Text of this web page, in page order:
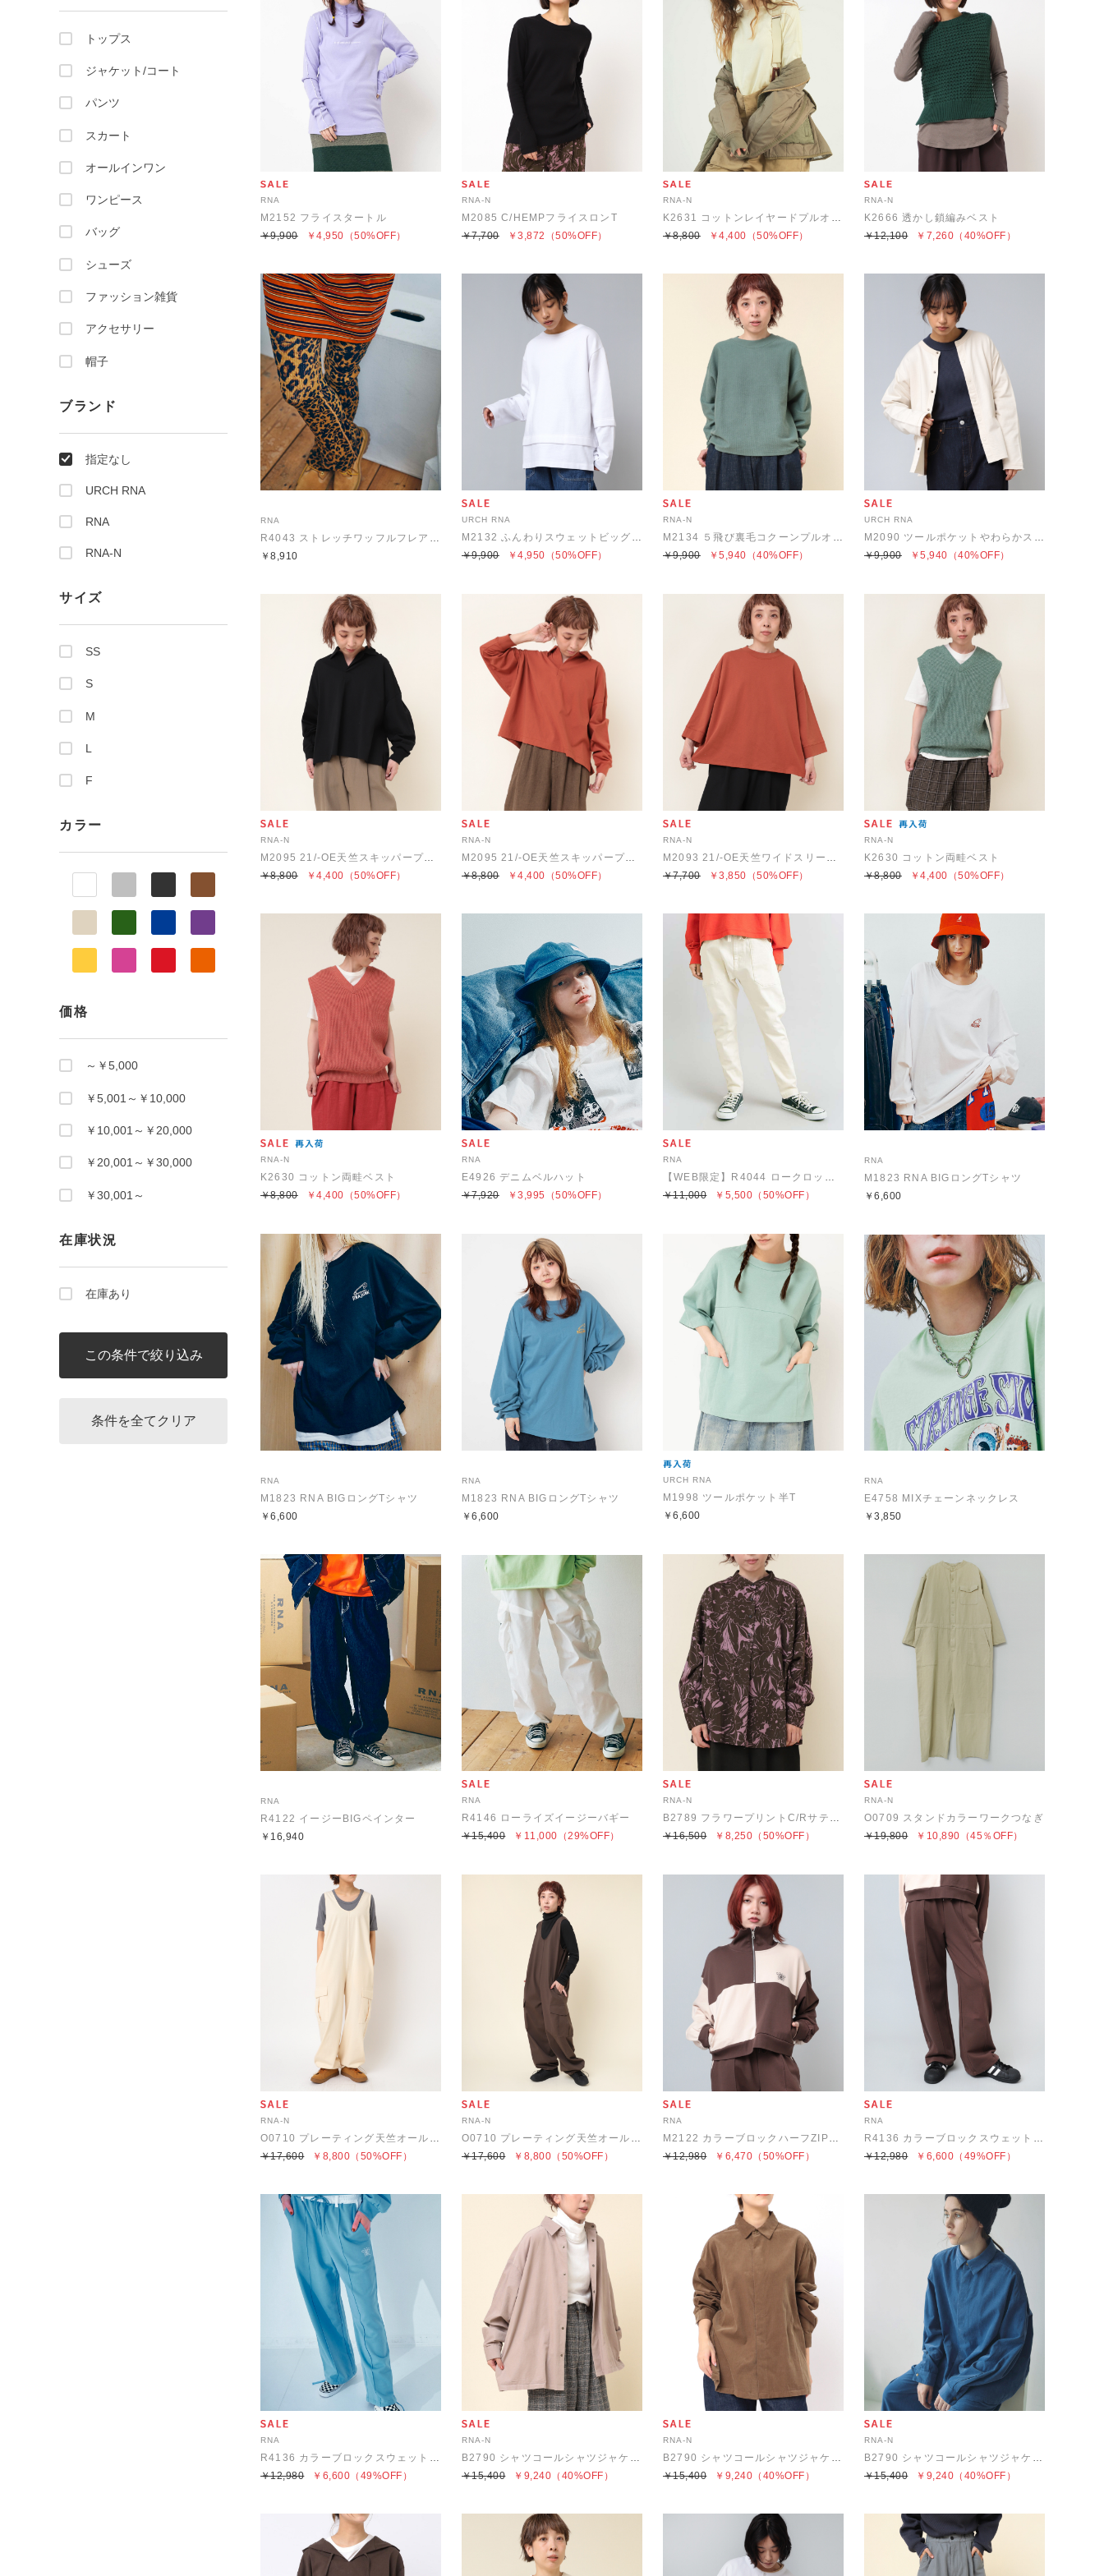
トップス
ジャケット/コート
パンツ
スカート
オールインワン
ワンピース
バッグ
シューズ
ファッション雑貨
アクセサリー
帽子
ブランド
指定なし
URCH RNA
RNA
RNA-N
サイズ
SS
S
M
L
F
カラー
価格
～￥5,000
￥5,001～￥10,000
￥10,001～￥20,000
￥20,001～￥30,000
￥30,001～
在庫状況
在庫あり
RNA
M2152 フライスタートル
￥4,950
￥9,900 （50%OFF）
RNA-N
M2085 C/HEMPフライスロンT
￥3,872
￥7,700 （50%OFF）
RNA-N
K2631 コットンレイヤードプルオーバー
￥4,400
￥8,800 （50%OFF）
RNA-N
K2666 透かし鎖編みベスト
￥7,260
￥12,100 （40%OFF）
RNA
R4043 ストレッチワッフルフレアパンツ
￥8,910
URCH RNA
M2132 ふんわりスウェットビッグプルオーバー
￥4,950
￥9,900 （50%OFF）
RNA-N
M2134 ５飛び裏毛コクーンプルオーバー
￥5,940
￥9,900 （40%OFF）
URCH RNA
M2090 ツールポケットやわらかスナップカーディガン
￥5,940
￥9,900 （40%OFF）
RNA-N
M2095 21/-OE天竺スキッパープルオーバー
￥4,400
￥8,800 （50%OFF）
RNA-N
M2095 21/-OE天竺スキッパープルオーバー
￥4,400
￥8,800 （50%OFF）
RNA-N
M2093 21/-OE天竺ワイドスリーブプルオーバー
￥3,850
￥7,700 （50%OFF）
RNA-N
K2630 コットン両畦ベスト
￥4,400
￥8,800 （50%OFF）
RNA-N
K2630 コットン両畦ベスト
￥4,400
￥8,800 （50%OFF）
RNA
E4926 デニムベルハット
￥3,995
￥7,920 （50%OFF）
RNA
【WEB限定】R4044 ロークロッチイージーパンツ
￥5,500
￥11,000 （50%OFF）
RNA
M1823 RNA BIGロングTシャツ
￥6,600
RNA
M1823 RNA BIGロングTシャツ
￥6,600
RNA
M1823 RNA BIGロングTシャツ
￥6,600
URCH RNA
M1998 ツールポケット半T
￥6,600
RNA
E4758 MIXチェーンネックレス
￥3,850
RNA
R4122 イージーBIGペインター
￥16,940
RNA
R4146 ローライズイージーバギー
￥11,000
￥15,400 （29%OFF）
RNA-N
B2789 フラワープリントC/Rサテンシャツ
￥8,250
￥16,500 （50%OFF）
RNA-N
O0709 スタンドカラーワークつなぎ
￥10,890
￥19,800 （45％OFF）
RNA-N
O0710 プレーティング天竺オールインワン
￥8,800
￥17,600 （50%OFF）
RNA-N
O0710 プレーティング天竺オールインワン
￥8,800
￥17,600 （50%OFF）
RNA
M2122 カラーブロックハーフZIPトレーナー
￥6,470
￥12,980 （50%OFF）
RNA
R4136 カラーブロックスウェットパンツ
￥6,600
￥12,980 （49%OFF）
RNA
R4136 カラーブロックスウェットパンツ
￥6,600
￥12,980 （49%OFF）
RNA-N
B2790 シャツコールシャツジャケット
￥9,240
￥15,400 （40%OFF）
RNA-N
B2790 シャツコールシャツジャケット
￥9,240
￥15,400 （40%OFF）
RNA-N
B2790 シャツコールシャツジャケット
￥9,240
￥15,400 （40%OFF）